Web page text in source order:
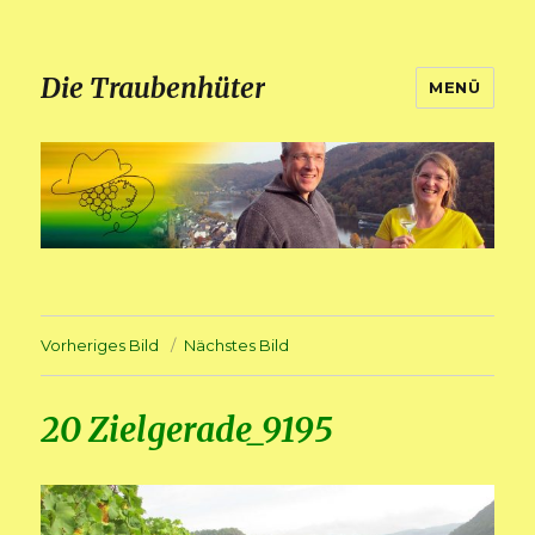
Die Traubenhüter MENÜ
Vorheriges Bild Nächstes Bild
20 Zielgerade_9195